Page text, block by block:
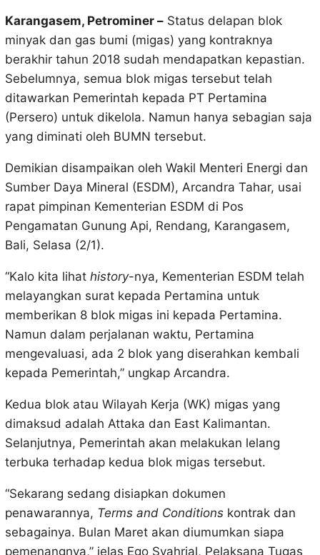
Karangasem, Petrominer –Status delapan blok
minyak dan gas bumi (migas) yang kontraknya
berakhir tahun 2018 sudah mendapatkan kepastian.
Sebelumnya, semua blok migas tersebut telah
ditawarkan Pemerintah kepada PT Pertamina
(Persero) untuk dikelola. Namun hanya sebagian saja
yang diminati oleh BUMN tersebut.
Demikian disampaikan oleh Wakil Menteri Energi dan
Sumber Daya Mineral (ESDM), Arcandra Tahar, usai
rapat pimpinan Kementerian ESDM di Pos
Pengamatan Gunung Api, Rendang, Karangasem,
Bali, Selasa (2/1).
“Kalo kita lihat history-nya, Kementerian ESDM telah
melayangkan surat kepada Pertamina untuk
memberikan 8 blok migas ini kepada Pertamina.
Namun dalam perjalanan waktu, Pertamina
mengevaluasi, ada 2 blok yang diserahkan kembali
kepada Pemerintah,” ungkap Arcandra.
Kedua blok atau Wilayah Kerja (WK) migas yang
dimaksud adalah Attaka dan East Kalimantan.
Selanjutnya, Pemerintah akan melakukan lelang
terbuka terhadap kedua blok migas tersebut.
“Sekarang sedang disiapkan dokumen
penawarannya, Terms and Conditionskontrak dan
sebagainya. Bulan Maret akan diumumkan siapa
pemenangnya,” jelas Ego Syahrial, Pelaksana Tugas